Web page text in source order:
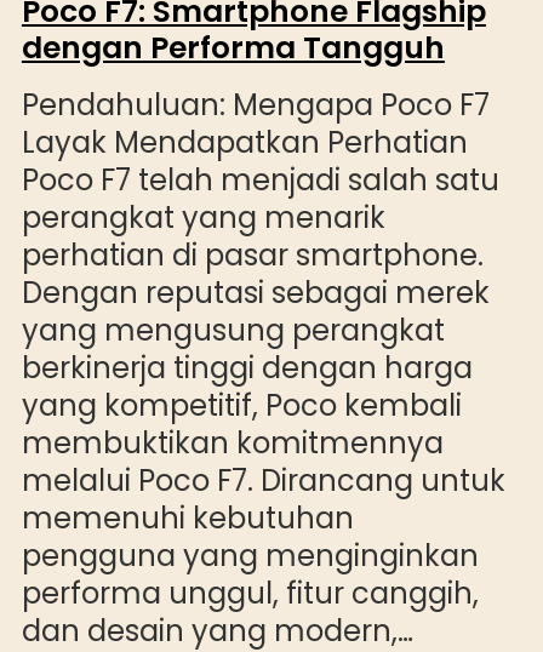
Poco F7: Smartphone Flagship
dengan Performa Tangguh
Pendahuluan: Mengapa Poco F7
Layak Mendapatkan Perhatian
Poco F7 telah menjadi salah satu
perangkat yang menarik
perhatian di pasar smartphone.
Dengan reputasi sebagai merek
yang mengusung perangkat
berkinerja tinggi dengan harga
yang kompetitif, Poco kembali
membuktikan komitmennya
melalui Poco F7. Dirancang untuk
memenuhi kebutuhan
pengguna yang menginginkan
performa unggul, fitur canggih,
dan desain yang modern,…